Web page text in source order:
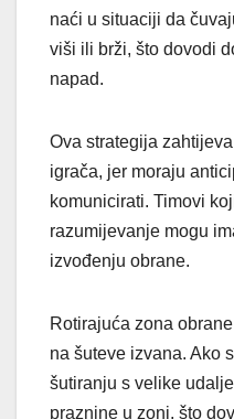
naći u situaciji da
viši ili brži, što dovodi
napad.
Ova strategija
igrača, jer moraju
komunicirati. Timovi
razumijevanje mogu
izvođenju obrane.
Rotirajuća zona
na šuteve izvana. Ako
šutiranju s velike
praznine u zoni, što